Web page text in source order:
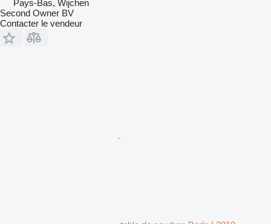
Pays-Bas, Wijchen
Second Owner BV
Contacter le vendeur